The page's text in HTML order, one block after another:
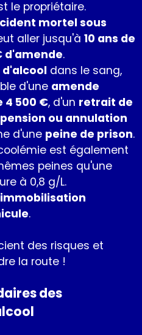
le propriétaire.
mortel sous
aller jusqu'à 10 ans de
d'amende.
d'alcool dans le sang,
d'une amende
4 500 €, d'un retrait de
ou annulation
d'une peine de prison.
est également
peines qu'une
à 0,8 g/L.
.
des risques et
la route !
des